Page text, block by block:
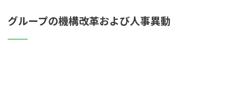
グループの機構改革および人事異動